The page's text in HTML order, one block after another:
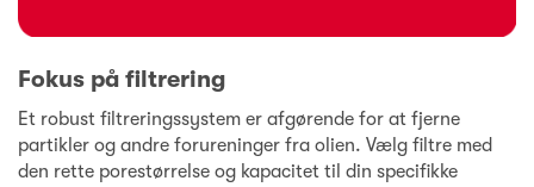
Fokus på filtrering
Et robust filtreringssystem er afgørende for at fjerne
partikler og andre forureninger fra olien. Vælg filtre med
den rette porestørrelse og kapacitet til din specifikke